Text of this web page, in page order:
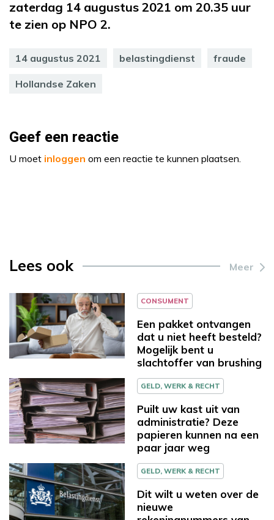
zaterdag 14 augustus 2021 om 20.35 uur
te zien op NPO 2.
14 augustus 2021 belastingdienst fraude
Hollandse Zaken
Geef een reactie
U moet inloggen om een reactie te kunnen plaatsen.
Lees ook Meer
CONSUMENT
Een pakket ontvangen
dat u niet heeft besteld?
Mogelijk bent u
slachtoffer van brushing
GELD, WERK & RECHT
Puilt uw kast uit van
administratie? Deze
papieren kunnen na een
paar jaar weg
GELD, WERK & RECHT
Dit wilt u weten over de
nieuwe